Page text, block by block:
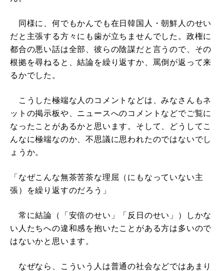
同様に、何でもかんでも在日韓国人・朝鮮人のせい
だと主張する方々にも歯が立ちませんでした。政権に
都合の悪い話は全部、彼らの陰謀だと言うので、その
根拠を尋ねると、結論を繰り返すか、罵倒が返って来
るかでした。
こうした極端な人のコメントなどは、みなさんもネ
ットの掲示板や、ニュースへのコメントなどでご覧に
なったことがあるかと思います。そして、どうしてこ
んなに極端なのか、不思議に思われたのではないでし
ょうか。
「なぜこんな無茶苦茶な理屈（にもなっていない主
張）を繰り返すのだろう」
常に結論（「安倍のせい」「反日のせい」）しかな
い人たちへの違和感を抱いたことがある方は多いので
はないかと思います。
なぜなら、こういう人は普通の社会などではあまり